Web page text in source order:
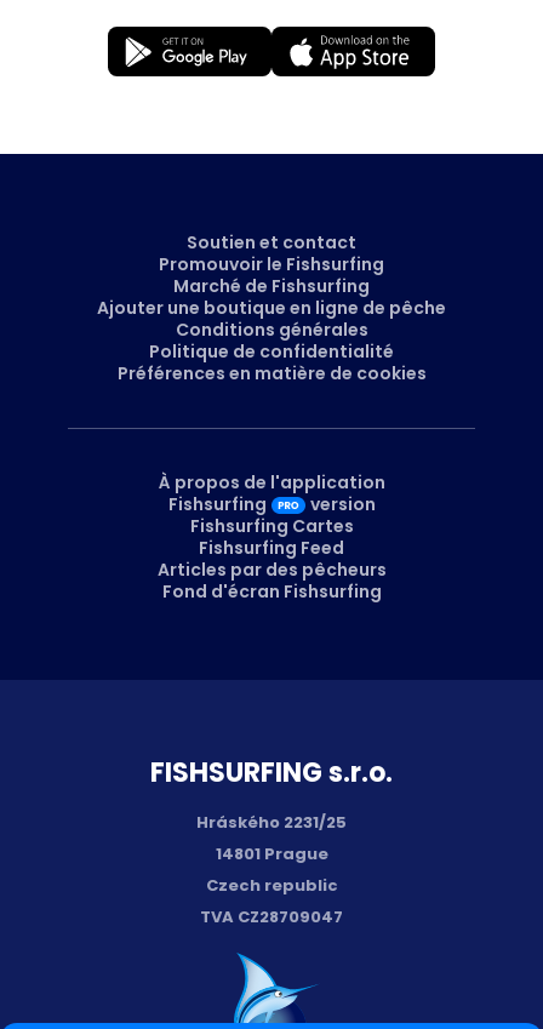
FISH­SURFING s.r.o.
Hráského 2231/25
14801 Prague
Czech republic
TVA CZ28709047
Soutien et contact
Promouvoir le Fishsurfing
Marché de Fishsurfing
Ajouter une boutique en ligne de pêche
Conditions générales
Politique de confidentialité
Préférences en matière de cookies
À propos de l'application
Fishsurfing
version
Fishsurfing Cartes
Fishsurfing Feed
Articles par des pêcheurs
Fond d'écran Fishsurfing